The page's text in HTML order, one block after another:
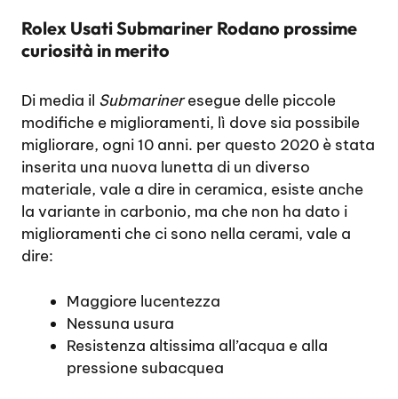
Rolex Usati Submariner Rodano prossime
curiosità in merito
Di media il Submarineresegue delle piccole
modifiche e miglioramenti, lì dove sia possibile
migliorare, ogni 10 anni. per questo 2020 è stata
inserita una nuova lunetta di un diverso
materiale, vale a dire in ceramica, esiste anche
la variante in carbonio, ma che non ha dato i
miglioramenti che ci sono nella cerami, vale a
dire:
Maggiore lucentezza
Nessuna usura
Resistenza altissima all’acqua e alla
pressione subacquea